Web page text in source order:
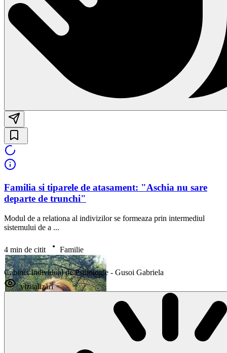
Familia si tiparele de atasament: "Aschia nu sare
departe de trunchi"
Modul de a relationa al indivizilor se formeaza prin intermediul
sistemului de a ...
4 min de citit Familie
Cabinet Individual de Psihologie - Gusoi Gabriela
vizualizări